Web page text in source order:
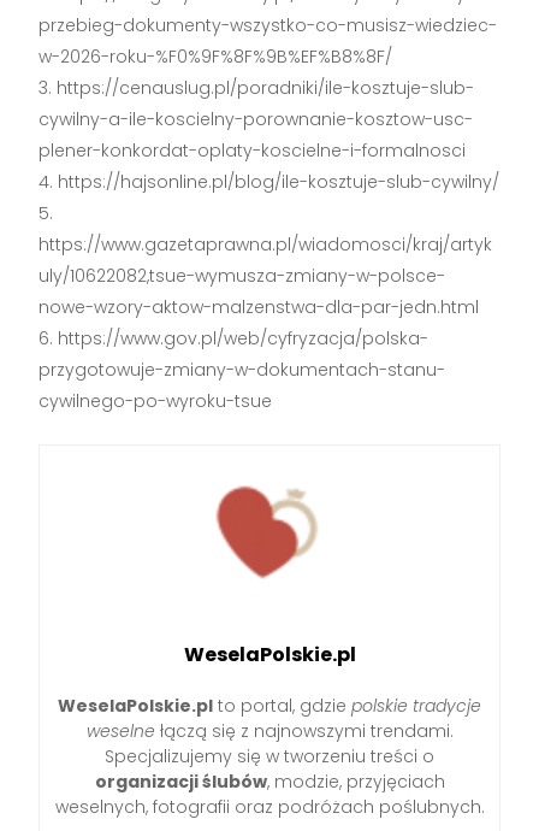
przebieg-dokumenty-wszystko-co-musisz-wiedziec-
w-2026-roku-%F0%9F%8F%9B%EF%B8%8F/
https://cenauslug.pl/poradniki/ile-kosztuje-slub-
cywilny-a-ile-koscielny-porownanie-kosztow-usc-
plener-konkordat-oplaty-koscielne-i-formalnosci
https://hajsonline.pl/blog/ile-kosztuje-slub-cywilny/
https://www.gazetaprawna.pl/wiadomosci/kraj/artyk
uly/10622082,tsue-wymusza-zmiany-w-polsce-
nowe-wzory-aktow-malzenstwa-dla-par-jedn.html
https://www.gov.pl/web/cyfryzacja/polska-
przygotowuje-zmiany-w-dokumentach-stanu-
cywilnego-po-wyroku-tsue
WeselaPolskie.pl
WeselaPolskie.pl to portal, gdzie polskie tradycje
weselne łączą się z najnowszymi trendami.
Specjalizujemy się w tworzeniu treści o
organizacji ślubów, modzie, przyjęciach
weselnych, fotografii oraz podróżach poślubnych.